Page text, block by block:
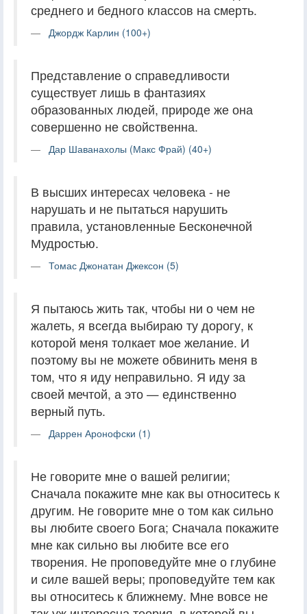
среднего и бедного классов на смерть.
Джордж Карлин (100+)
Представление о справедливости
существует лишь в фантазиях
образованных людей, природе же она
совершенно не свойственна.
Дар Шаванахолы (Макс Фрай) (40+)
В высших интересах человека - не
нарушать и не пытаться нарушить
правила, установленные Бесконечной
Мудростью.
Томас Джонатан Джексон (5)
Я пытаюсь жить так, чтобы ни о чем не
жалеть, я всегда выбираю ту дорогу, к
которой меня толкает мое желание. И
поэтому вы не можете обвинить меня в
том, что я иду неправильно. Я иду за
своей мечтой, а это — единственно
верный путь.
Даррен Аронофски (1)
Не говорите мне о вашей религии;
Сначала покажите мне как вы относитесь к
другим. Не говорите мне о том как сильно
вы любите своего Бога; Сначала покажите
мне как сильно вы любите все его
творения. Не проповедуйте мне о глубине
и силе вашей веры; проповедуйте тем как
вы относитесь к ближнему. Мне вовсе не